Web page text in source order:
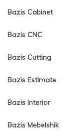
Bazis Cabinet
Bazis CNC
Bazis Cutting
Bazis Estimate
Bazis Interior
Bazis Mebelshik